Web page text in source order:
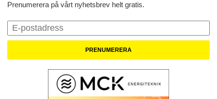
Prenumerera på vårt nyhetsbrev helt gratis.